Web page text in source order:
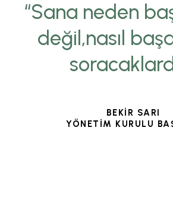
“Sana neden
değil,nasıl
BEKİR SARI
YÖNETİM KURULU